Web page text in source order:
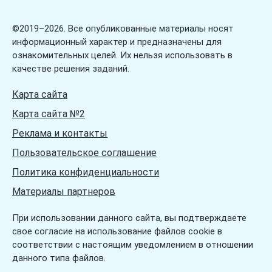
©2019–2026. Все опубликованные материалы носят
информационный характер и предназначены для
ознакомительных целей. Их нельзя использовать в
качестве решения заданий.
Карта сайта
Карта сайта №2
Реклама и контакты
Пользовательское соглашение
Политика конфиденциальности
Материалы партнеров
При использовании данного сайта, вы подтверждаете
свое согласие на использование файлов cookie в
соответствии с настоящим уведомлением в отношении
данного типа файлов.